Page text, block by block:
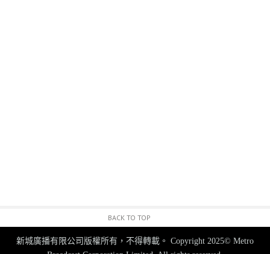
BACK TO TOP
新城廣播有限公司版權所有，不得轉載。 Copyright 2025© Metro